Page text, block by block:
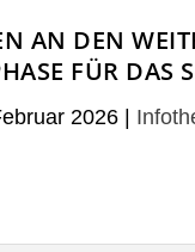
AN DEN
FÜR DAS
2026